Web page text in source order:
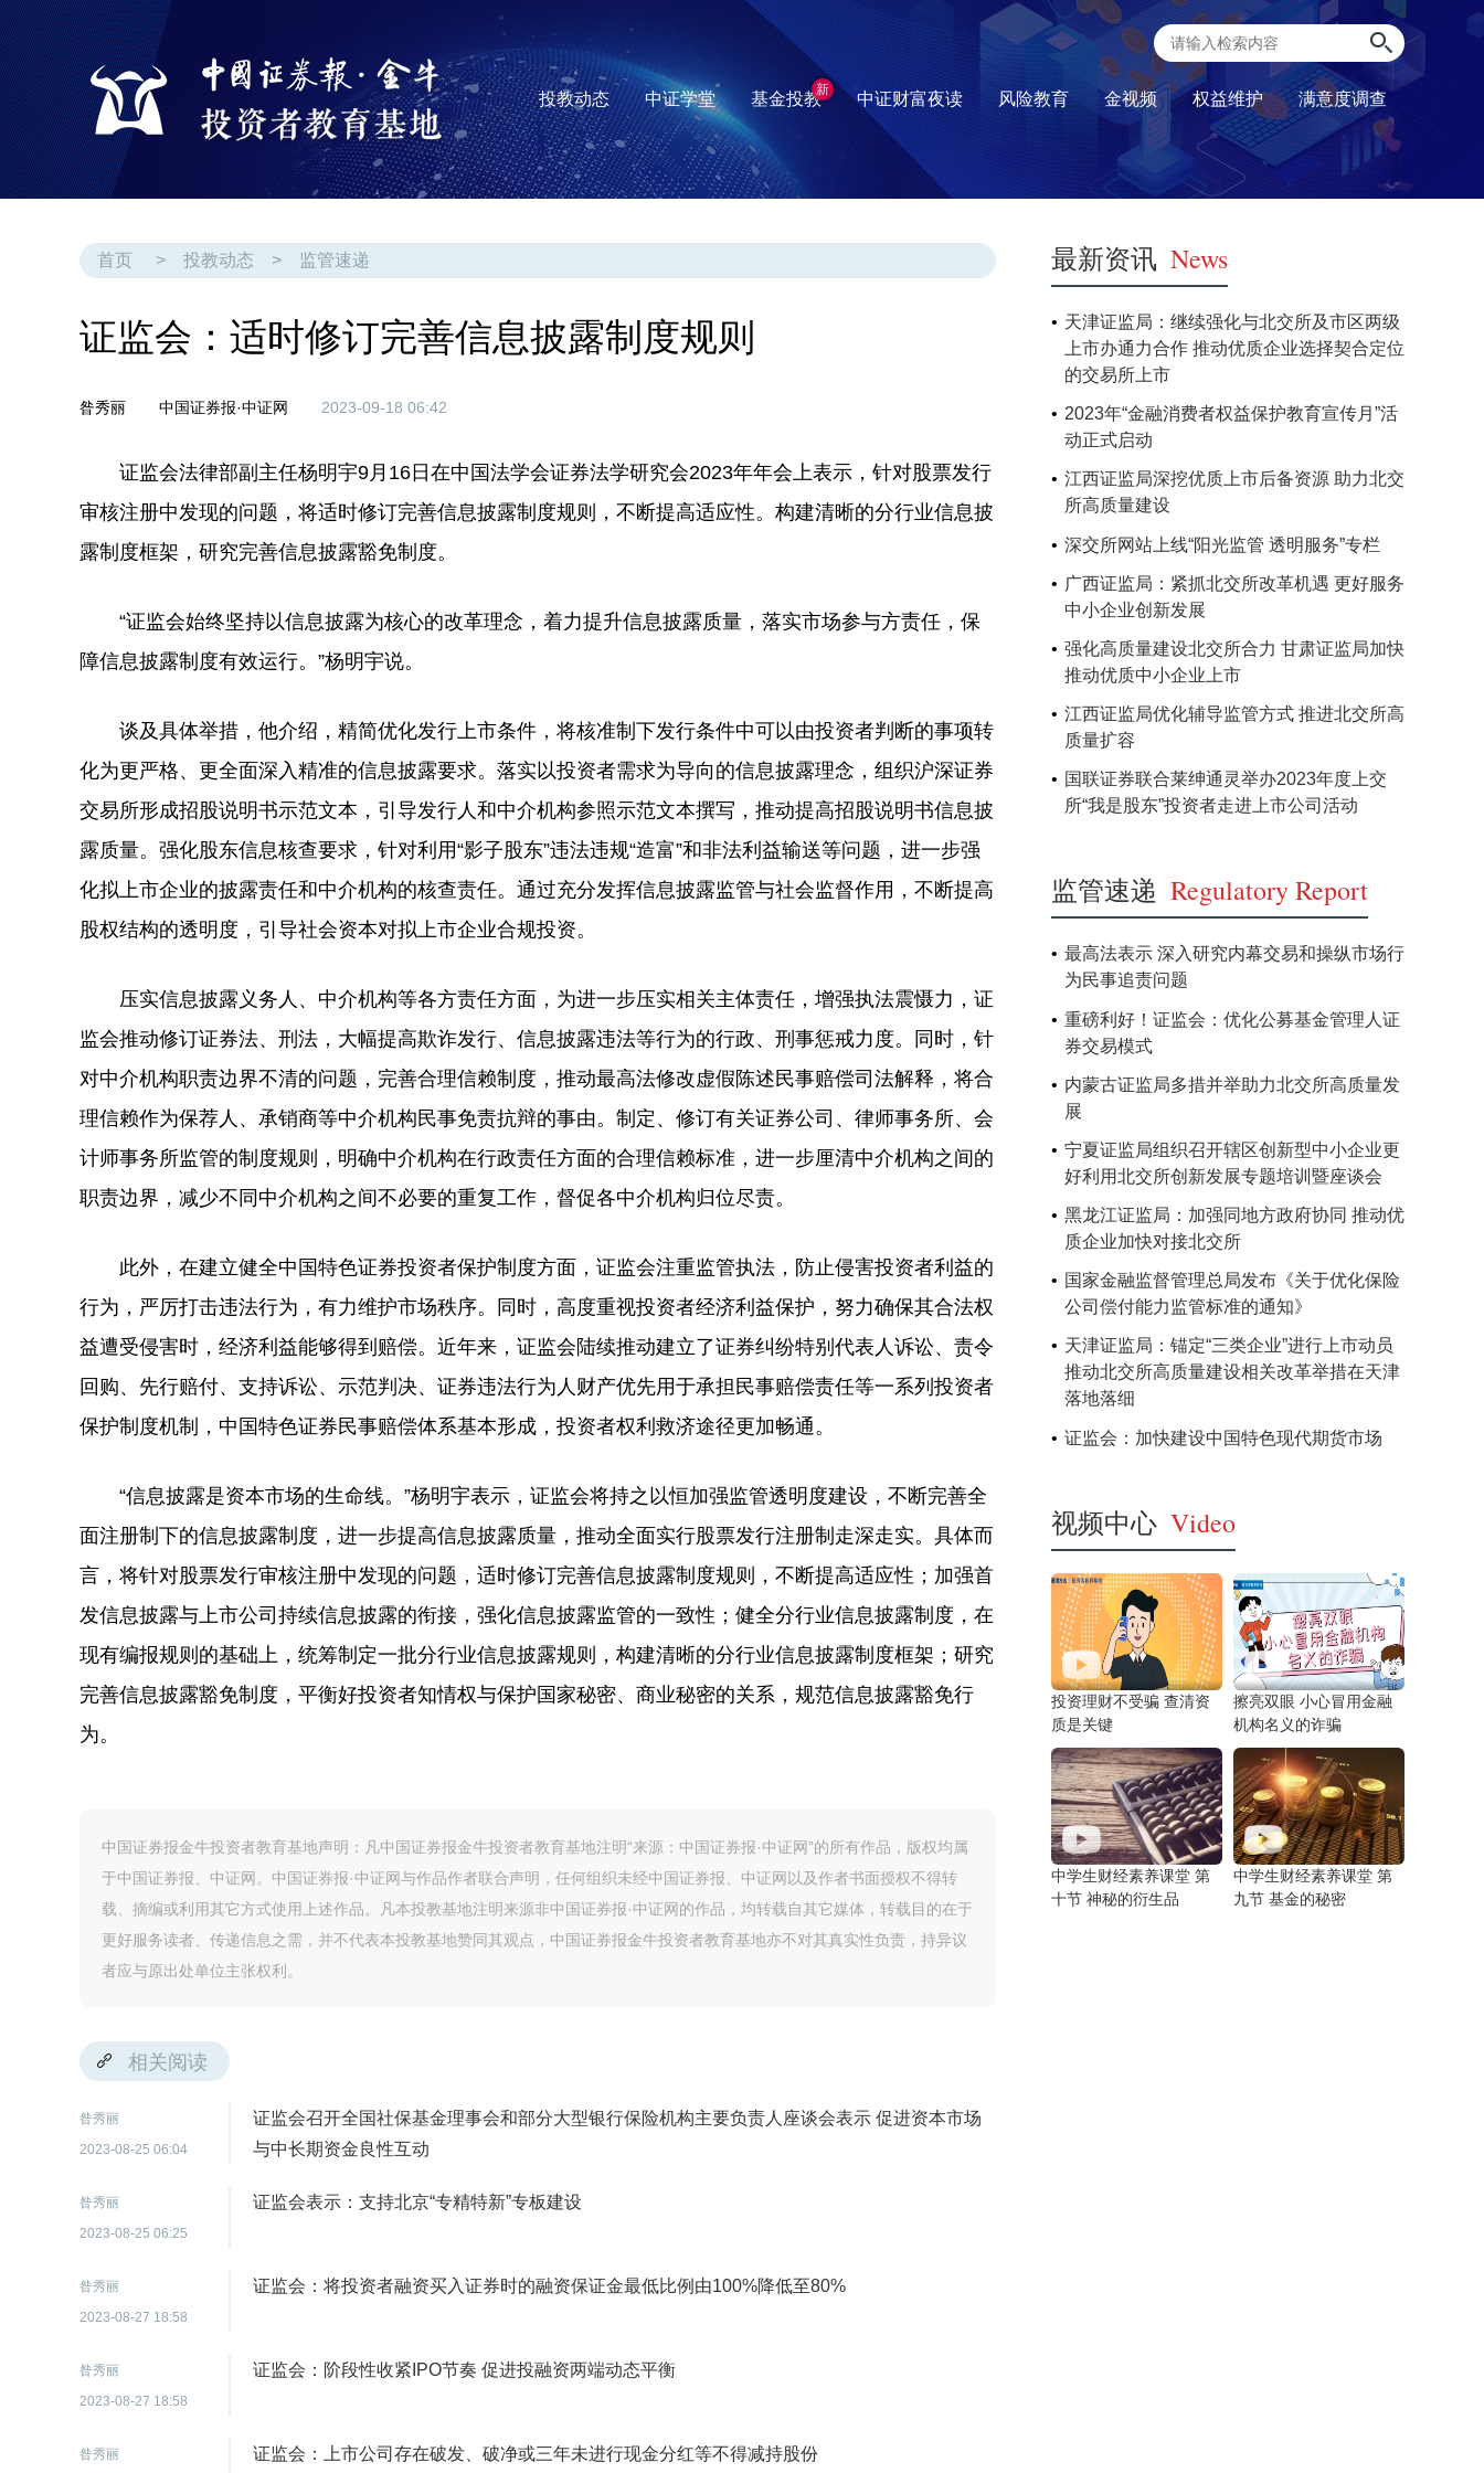
投教动态 中证学堂 基金投教新 中证财富夜读 风险教育 金视频 权益维护 满意度调查
首页 > 投教动态 > 监管速递
证监会：适时修订完善信息披露制度规则
昝秀丽 中国证券报·中证网 2023-09-18 06:42
证监会法律部副主任杨明宇9月16日在中国法学会证券法学研究会2023年年会上表示，针对股票发行
审核注册中发现的问题，将适时修订完善信息披露制度规则，不断提高适应性。构建清晰的分行业信息披
露制度框架，研究完善信息披露豁免制度。
“证监会始终坚持以信息披露为核心的改革理念，着力提升信息披露质量，落实市场参与方责任，保
障信息披露制度有效运行。”杨明宇说。
谈及具体举措，他介绍，精简优化发行上市条件，将核准制下发行条件中可以由投资者判断的事项转
化为更严格、更全面深入精准的信息披露要求。落实以投资者需求为导向的信息披露理念，组织沪深证券
交易所形成招股说明书示范文本，引导发行人和中介机构参照示范文本撰写，推动提高招股说明书信息披
露质量。强化股东信息核查要求，针对利用“影子股东”违法违规“造富”和非法利益输送等问题，进一步强
化拟上市企业的披露责任和中介机构的核查责任。通过充分发挥信息披露监管与社会监督作用，不断提高
股权结构的透明度，引导社会资本对拟上市企业合规投资。
压实信息披露义务人、中介机构等各方责任方面，为进一步压实相关主体责任，增强执法震慑力，证
监会推动修订证券法、刑法，大幅提高欺诈发行、信息披露违法等行为的行政、刑事惩戒力度。同时，针
对中介机构职责边界不清的问题，完善合理信赖制度，推动最高法修改虚假陈述民事赔偿司法解释，将合
理信赖作为保荐人、承销商等中介机构民事免责抗辩的事由。制定、修订有关证券公司、律师事务所、会
计师事务所监管的制度规则，明确中介机构在行政责任方面的合理信赖标准，进一步厘清中介机构之间的
职责边界，减少不同中介机构之间不必要的重复工作，督促各中介机构归位尽责。
此外，在建立健全中国特色证券投资者保护制度方面，证监会注重监管执法，防止侵害投资者利益的
行为，严厉打击违法行为，有力维护市场秩序。同时，高度重视投资者经济利益保护，努力确保其合法权
益遭受侵害时，经济利益能够得到赔偿。近年来，证监会陆续推动建立了证券纠纷特别代表人诉讼、责令
回购、先行赔付、支持诉讼、示范判决、证券违法行为人财产优先用于承担民事赔偿责任等一系列投资者
保护制度机制，中国特色证券民事赔偿体系基本形成，投资者权利救济途径更加畅通。
“信息披露是资本市场的生命线。”杨明宇表示，证监会将持之以恒加强监管透明度建设，不断完善全
面注册制下的信息披露制度，进一步提高信息披露质量，推动全面实行股票发行注册制走深走实。具体而
言，将针对股票发行审核注册中发现的问题，适时修订完善信息披露制度规则，不断提高适应性；加强首
发信息披露与上市公司持续信息披露的衔接，强化信息披露监管的一致性；健全分行业信息披露制度，在
现有编报规则的基础上，统筹制定一批分行业信息披露规则，构建清晰的分行业信息披露制度框架；研究
完善信息披露豁免制度，平衡好投资者知情权与保护国家秘密、商业秘密的关系，规范信息披露豁免行
为。
中国证券报金牛投资者教育基地声明：凡中国证券报金牛投资者教育基地注明“来源：中国证券报·中证网”的所有作品，版权均属
于中国证券报、中证网。中国证券报·中证网与作品作者联合声明，任何组织未经中国证券报、中证网以及作者书面授权不得转
载、摘编或利用其它方式使用上述作品。凡本投教基地注明来源非中国证券报·中证网的作品，均转载自其它媒体，转载目的在于
更好服务读者、传递信息之需，并不代表本投教基地赞同其观点，中国证券报金牛投资者教育基地亦不对其真实性负责，持异议
者应与原出处单位主张权利。
相关阅读
昝秀丽
2023-08-25 06:04
证监会召开全国社保基金理事会和部分大型银行保险机构主要负责人座谈会表示 促进资本市场
与中长期资金良性互动
昝秀丽
2023-08-25 06:25
证监会表示：支持北京“专精特新”专板建设
昝秀丽
2023-08-27 18:58
证监会：将投资者融资买入证券时的融资保证金最低比例由100%降低至80%
昝秀丽
2023-08-27 18:58
证监会：阶段性收紧IPO节奏 促进投融资两端动态平衡
昝秀丽 证监会：上市公司存在破发、破净或三年未进行现金分红等不得减持股份
最新资讯 News
天津证监局：继续强化与北交所及市区两级
上市办通力合作 推动优质企业选择契合定位
的交易所上市
2023年“金融消费者权益保护教育宣传月”活
动正式启动
江西证监局深挖优质上市后备资源 助力北交
所高质量建设
深交所网站上线“阳光监管 透明服务”专栏
广西证监局：紧抓北交所改革机遇 更好服务
中小企业创新发展
强化高质量建设北交所合力 甘肃证监局加快
推动优质中小企业上市
江西证监局优化辅导监管方式 推进北交所高
质量扩容
国联证券联合莱绅通灵举办2023年度上交
所“我是股东”投资者走进上市公司活动
监管速递 Regulatory Report
最高法表示 深入研究内幕交易和操纵市场行
为民事追责问题
重磅利好！证监会：优化公募基金管理人证
券交易模式
内蒙古证监局多措并举助力北交所高质量发
展
宁夏证监局组织召开辖区创新型中小企业更
好利用北交所创新发展专题培训暨座谈会
黑龙江证监局：加强同地方政府协同 推动优
质企业加快对接北交所
国家金融监督管理总局发布《关于优化保险
公司偿付能力监管标准的通知》
天津证监局：锚定“三类企业”进行上市动员
推动北交所高质量建设相关改革举措在天津
落地落细
证监会：加快建设中国特色现代期货市场
视频中心 Video
投资理财不受骗 查清资
质是关键
擦亮双眼 小心冒用金融
机构名义的诈骗
中学生财经素养课堂 第
十节 神秘的衍生品
中学生财经素养课堂 第
九节 基金的秘密